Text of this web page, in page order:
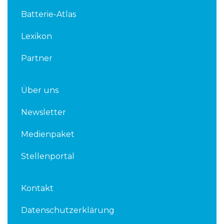
Batterie-Atlas
Lexikon
Partner
Über uns
Newsletter
Medienpaket
Stellenportal
Kontakt
Datenschutzerklärung